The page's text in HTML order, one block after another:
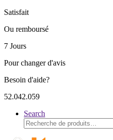
Satisfait
Ou remboursé
7 Jours
Pour changer d'avis
Besoin d'aide?
52.042.059
Search
Recherche
pour :